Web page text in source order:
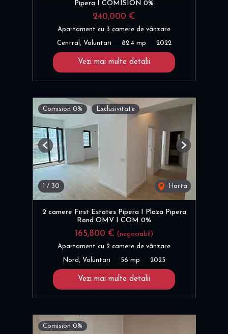
Pipera I COMISION 0%
240,000 €
Apartament cu 3 camere de vânzare
Central, Voluntari 82.4 mp 2022
Vezi mai multe detalii
Comision 0% Exclusivitate
1 / 30 Harta
Previous Next
2 camere First Estates Pipera I Plaza Pipera
Rond OMV I COM 0%
165,800 € (negociabil)
Apartament cu 2 camere de vânzare
Nord, Voluntari 56 mp 2025
Vezi mai multe detalii
Comision 0%